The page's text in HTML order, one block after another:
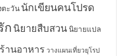
ตะวัน นักเขียนคนโปรด
ก นิยายสืบสวน นิยายแปล
ร้านอาหาร วางแผนเที่ยวยุโรป